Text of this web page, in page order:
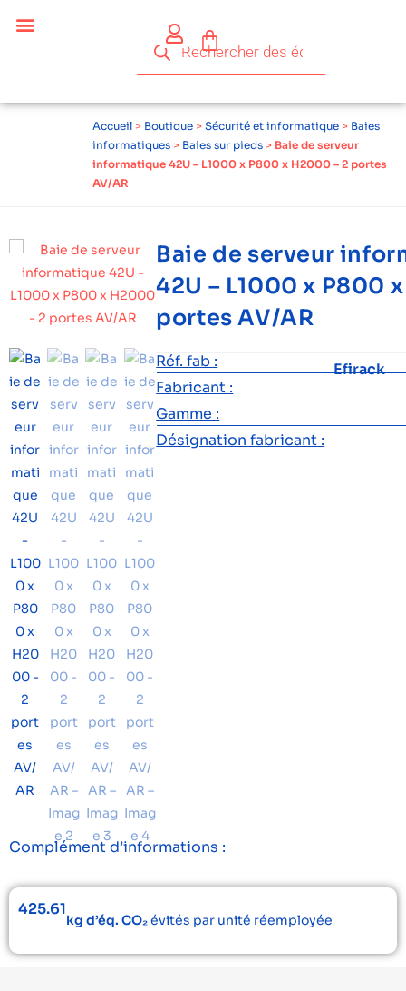
Accueil > Boutique > Sécurité et informatique > Baies
informatiques > Baies sur pieds > Baie de serveur
informatique 42U – L1000 x P800 x H2000 – 2 portes
AV/AR
Baie de serveur
42U – L1000 x P800
portes AV/AR
Réf. fab :
Fabricant :
Efirack
Gamme :
Désignation fabricant :
Complément d’informations :
425.61
kg d’éq. CO₂évités par unité réemployée